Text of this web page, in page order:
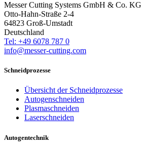
Messer Cutting Systems GmbH & Co. KG
Otto-Hahn-Straße 2-4
64823 Groß-Umstadt
Deutschland
Tel: +49 6078 787 0
info@messer-cutting.com
Schneidprozesse
Übersicht der Schneidprozesse
Autogenschneiden
Plasmaschneiden
Laserschneiden
Autogentechnik